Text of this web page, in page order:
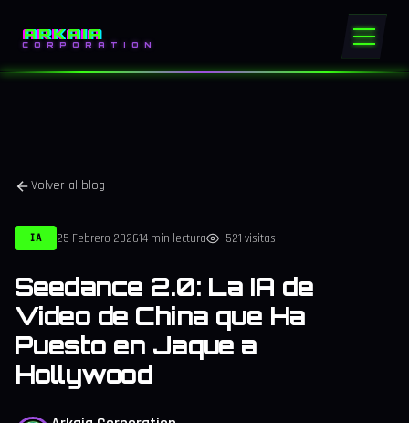
ARKAIA
CORPORATION
Volver al blog
IA 25 Febrero 202614 min lectura 521 visitas
Seedance 2.0: La IA de
Video de China que Ha
Puesto en Jaque a
Hollywood